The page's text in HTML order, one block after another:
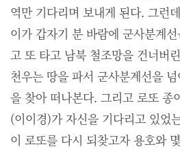
역만 기다리며 보내게 된다. 그런
이가 갑자기 분 바람에 군사분계
고 또 타고 남북 철조망을 건너버
천우는 땅을 파서 군사분계선을
을 찾아 떠나본다. 그리고 로또 종
(이이경)가 자신을 기다리고 있었
이 로또를 다시 되찾고자 용호와